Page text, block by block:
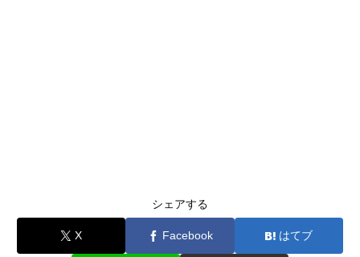
シェアする
X Facebook はてブ